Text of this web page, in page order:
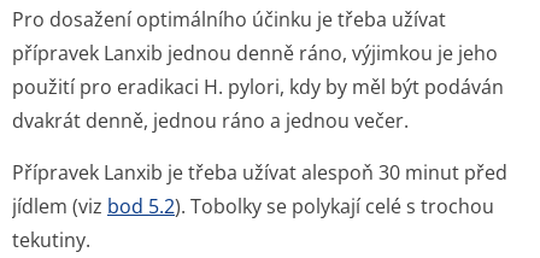
Pro dosažení optimálního účinku je třeba užívat
přípravek Lanxib jednou denně ráno, výjimkou je jeho
použití pro eradikaci H. pylori, kdy by měl být podáván
dvakrát denně, jednou ráno a jednou večer.
Přípravek Lanxib je třeba užívat alespoň 30 minut před
jídlem (viz bod 5.2). Tobolky se polykají celé s trochou
tekutiny.